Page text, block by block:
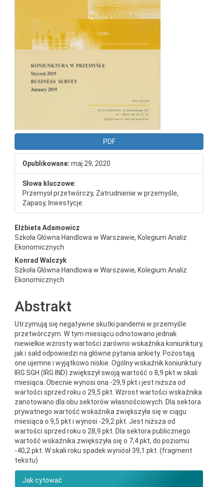
PDF
Opublikowane: maj 29, 2020
Słowa kluczowe:
Przemysł przetwórczy, Zatrudnienie w przemyśle,
Zapasy, Inwestycje
Elżbieta Adamowicz
Szkoła Główna Handlowa w Warszawie, Kolegium Analiz
Ekonomicznych
Konrad Walczyk
Szkoła Główna Handlowa w Warszawie, Kolegium Analiz
Ekonomicznych
Abstrakt
Utrzymują się negatywne skutki pandemii w przemyśle
przetwórczym. W tym miesiącu odnotowano jednak
niewielkie wzrosty wartości zarówno wskaźnika koniunktury,
jak i sald odpowiedzi na główne pytania ankiety. Pozostają
one ujemne i wyjątkowo niskie. Ogólny wskaźnik koniunktury
IRG SGH (IRG IND) zwiększył swoją wartość o 8,9 pkt w skali
miesiąca. Obecnie wynosi ona -29,9 pkt i jest niższa od
wartości sprzed roku o 29,5 pkt. Wzrost wartości wskaźnika
zanotowano dla obu sektorów własnościowych. Dla sektora
prywatnego wartość wskaźnika zwiększyła się w ciągu
miesiąca o 9,5 pkt i wynosi -29,2 pkt. Jest niższa od
wartości sprzed roku o 28,9 pkt. Dla sektora publicznego
wartość wskaźnika zwiększyła się o 7,4 pkt, do poziomu
-40,2 pkt. W skali roku spadek wyniósł 39,1 pkt. (fragment
tekstu)
Jak cytować